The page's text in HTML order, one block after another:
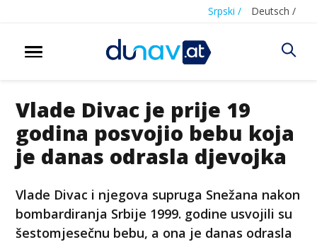
Srpski / Deutsch /
Vlade Divac je prije 19
godina posvojio bebu koja
je danas odrasla djevojka
Vlade Divac i njegova supruga Snežana nakon
bombardiranja Srbije 1999. godine usvojili su
šestomjesečnu bebu, a ona je danas odrasla